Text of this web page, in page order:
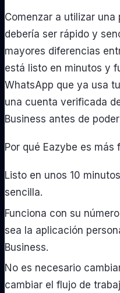
Comenzar a utilizar
debería ser rápido y
mayores diferencias
está listo en minutos y
WhatsApp que ya usa
una cuenta verificada
Business antes de
Por qué Eazybe es
Listo en unos 10
sencilla.
Funciona con su
sea la aplicación
Business.
No es necesario
cambiar el flujo de